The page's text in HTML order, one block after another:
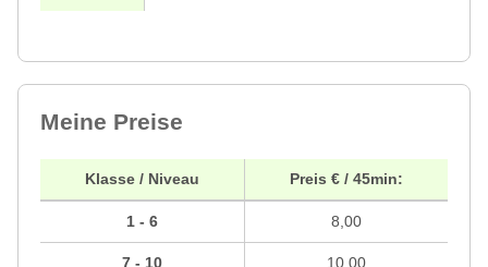
Meine Preise
Klasse / Niveau
1 - 6
7 - 10
Preis € / 45min:
8,00
10,00